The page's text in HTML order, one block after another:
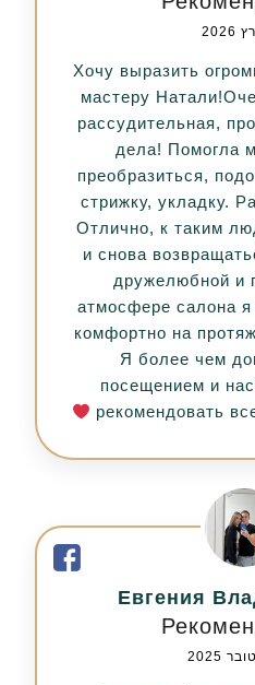
Хочу выразить
мастеру
рассудительная,
дела! Помогла
преобразиться,
стрижку, укладку.
Отлично, к таким
и снова
дружелюбной и
атмосфере салона я
комфортно на
Я более чем
посещением и
рекомендовать
Евгения